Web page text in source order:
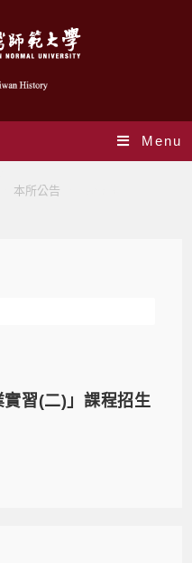
Menu
本所公告
習(二)」課程招生